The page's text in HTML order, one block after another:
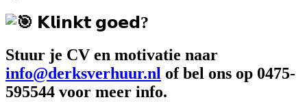
𝗞𝗹𝗶𝗻𝗸𝘁 𝗴𝗼𝗲𝗱?
Stuur je CV en motivatie naar
info@derksverhuur.nl of bel ons op 0475-
595544 voor meer info.